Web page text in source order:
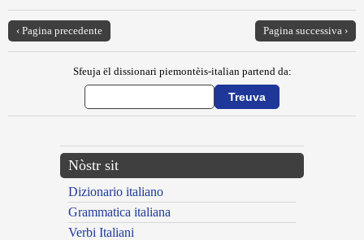
‹ Pagina precedente Pagina successiva ›
Sfeuja ël dissionari piemontèis-italian partend da:
Nòstr sit
Dizionario italiano
Grammatica italiana
Verbi Italiani